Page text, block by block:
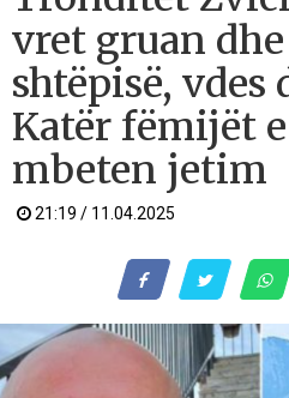
vret gruan
shtëpisë, vdes
Katër fëmijët
mbeten jetim
21:19 / 11.04.2025